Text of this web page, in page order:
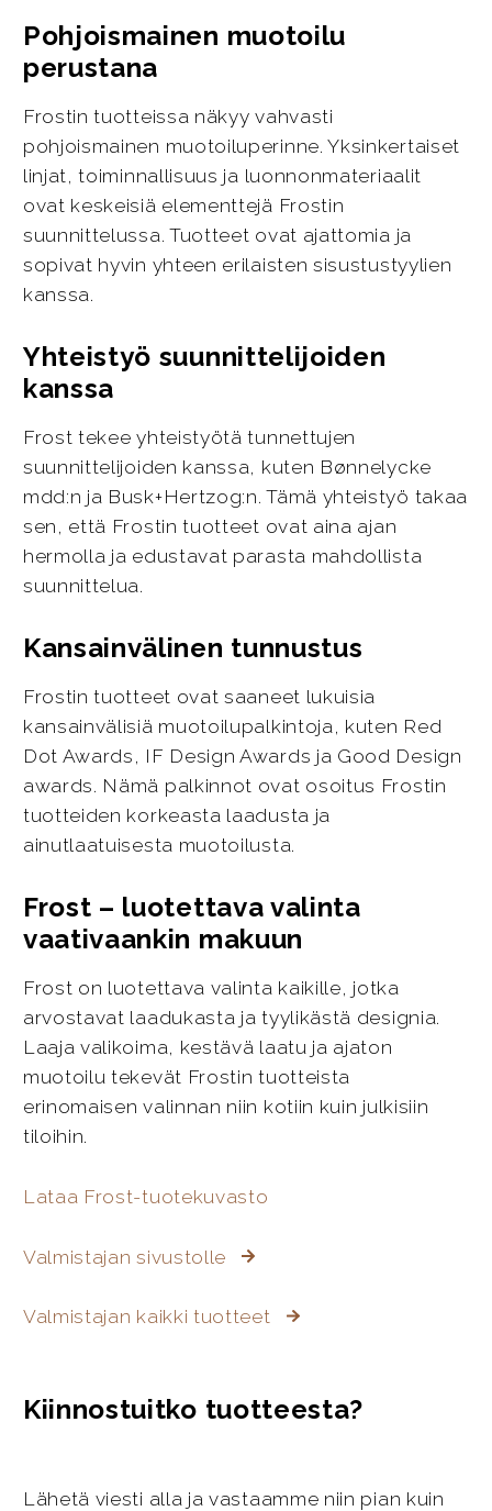
Pohjoismainen muotoilu
perustana
Frostin tuotteissa näkyy vahvasti
pohjoismainen muotoiluperinne. Yksinkertaiset
linjat, toiminnallisuus ja luonnonmateriaalit
ovat keskeisiä elementtejä Frostin
suunnittelussa. Tuotteet ovat ajattomia ja
sopivat hyvin yhteen erilaisten sisustustyylien
kanssa.
Yhteistyö suunnittelijoiden
kanssa
Frost tekee yhteistyötä tunnettujen
suunnittelijoiden kanssa, kuten Bønnelycke
mdd:n ja Busk+Hertzog:n. Tämä yhteistyö takaa
sen, että Frostin tuotteet ovat aina ajan
hermolla ja edustavat parasta mahdollista
suunnittelua.
Kansainvälinen tunnustus
Frostin tuotteet ovat saaneet lukuisia
kansainvälisiä muotoilupalkintoja, kuten Red
Dot Awards, IF Design Awards ja Good Design
awards. Nämä palkinnot ovat osoitus Frostin
tuotteiden korkeasta laadusta ja
ainutlaatuisesta muotoilusta.
Frost – luotettava valinta
vaativaankin makuun
Frost on luotettava valinta kaikille, jotka
arvostavat laadukasta ja tyylikästä designia.
Laaja valikoima, kestävä laatu ja ajaton
muotoilu tekevät Frostin tuotteista
erinomaisen valinnan niin kotiin kuin julkisiin
tiloihin.
Lataa Frost-tuotekuvasto
Valmistajan sivustolle
Valmistajan kaikki tuotteet
Kiinnostuitko tuotteesta?
Lähetä viesti alla ja vastaamme niin pian kuin